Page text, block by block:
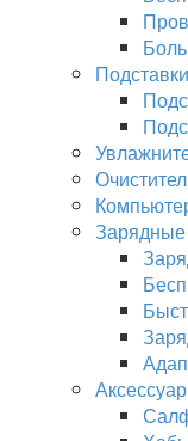
Подставки
Зарядные